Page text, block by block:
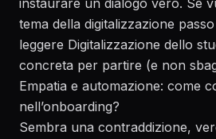
instaurare un dialogo vero. Se
tema della digitalizzazione
leggere Digitalizzazione dello
concreta per partire (e non
Empatia e automazione: come
nell’onboarding?
Sembra una contraddizione,